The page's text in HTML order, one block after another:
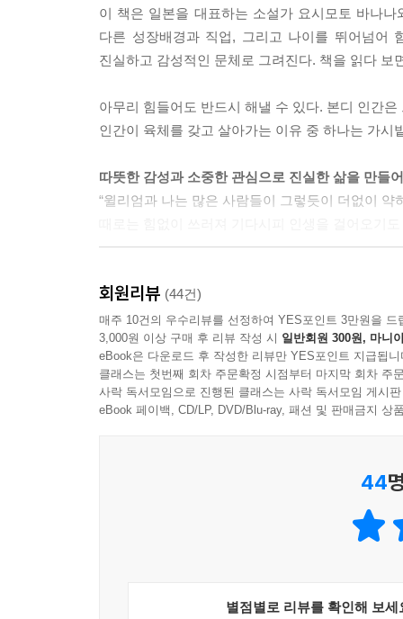
이 책은 일본을 대표하는 소설가 요시모토 바나
다른 성장배경과 직업, 그리고 나이를 뛰어넘어
진실하고 감성적인 문체로 그려진다. 책을 읽다
아무리 힘들어도 반드시 해낼 수 있다. 본디 인간
인간이 육체를 갖고 살아가는 이유 중 하나는 가
따뜻한 감성과 소중한 관심으로 진실한 삶을 만들
“윌리엄과 나는 많은 사람들이 그렇듯이 더없이
힐링과 구원의 메시지를 소설로 빚어내는 요시
이들은 자칭 ‘관습에 크게 얽매이지 않고, 현실과
점을 물어보고, 경험과 생각을 나누는 편지를 읽
요시모토 바나나와 윌리엄 레이넨은 폼을 잡고
자잘한 문제들을 해결해야 하는 평범한 사람들
책도 아니다. 지극히 평범한 사람들이 던지는 ‘행
상처받고 아픈 기억을 어루만져주는 솔직담백한
우리에게 허락된 시간은 유한하다. 그렇기에
회원리뷰 (44건)
매주 10건의 우수리뷰를 선정하여 YES포인트 3만원을 드
3,000원 이상 구매 후 리뷰 작성 시 일반회원 300원, 마니
eBook은 다운로드 후 작성한 리뷰만 YES포인트 지급됩니
클래스는 첫번째 회차 주문확정 시점부터 마지막 회차 주
사락 독서모임으로 진행된 클래스는 사락 독서모임 게시
eBook 페이백, CD/LP, DVD/Blu-ray, 패션 및 판매금지 상
44
별점별로 리뷰를 확인해 보세